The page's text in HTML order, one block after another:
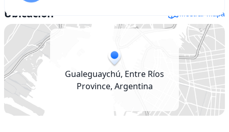
Ubicación Mostrar mapa
Gualeguaychú, Entre Ríos
Province, Argentina